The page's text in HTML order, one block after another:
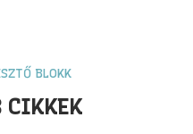
BLOKK
CIKKEK